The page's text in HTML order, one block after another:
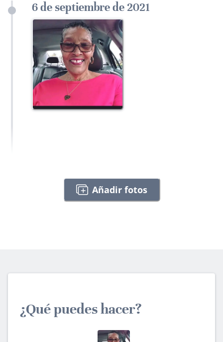
6 de septiembre de 2021
Añadir fotos
¿Qué puedes hacer?